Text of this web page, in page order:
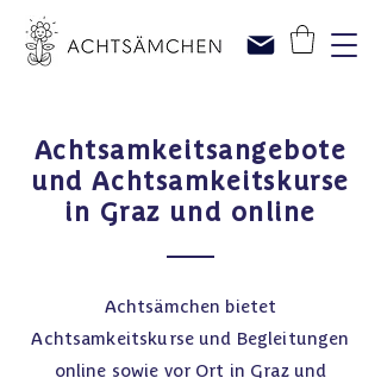
Achtsamkeitsangebote
und Achtsamkeitskurse
in Graz und online
Achtsämchen bietet
Achtsamkeitskurse und Begleitungen
online sowie vor Ort in Graz und